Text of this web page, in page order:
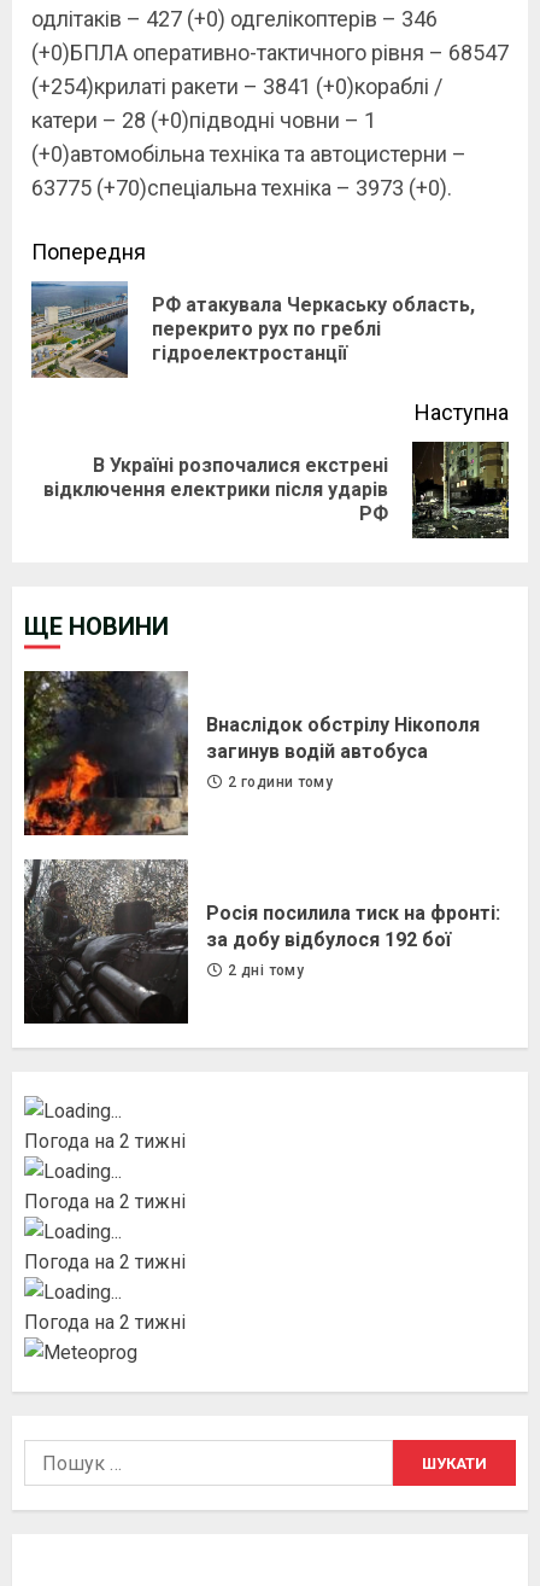
одлітаків – 427 (+0) одгелікоптерів – 346
(+0)БПЛА оперативно-тактичного рівня – 68547
(+254)крилаті ракети – 3841 (+0)кораблі /
катери – 28 (+0)підводні човни – 1
(+0)автомобільна техніка та автоцистерни –
63775 (+70)спеціальна техніка – 3973 (+0).
Continue
Reading
Попередня
РФ атакувала Черкаську область,
перекрито рух по греблі
гідроелектростанції
Наступна
Next
В Україні розпочалися екстрені
відключення електрики після ударів
РФ
ЩЕ НОВИНИ
Внаслідок обстрілу Нікополя
загинув водій автобуса
2 години тому
Росія посилила тиск на фронті:
за добу відбулося 192 бої
2 дні тому
Погода на 2 тижні
Погода на 2 тижні
Погода на 2 тижні
Погода на 2 тижні
Пошук: